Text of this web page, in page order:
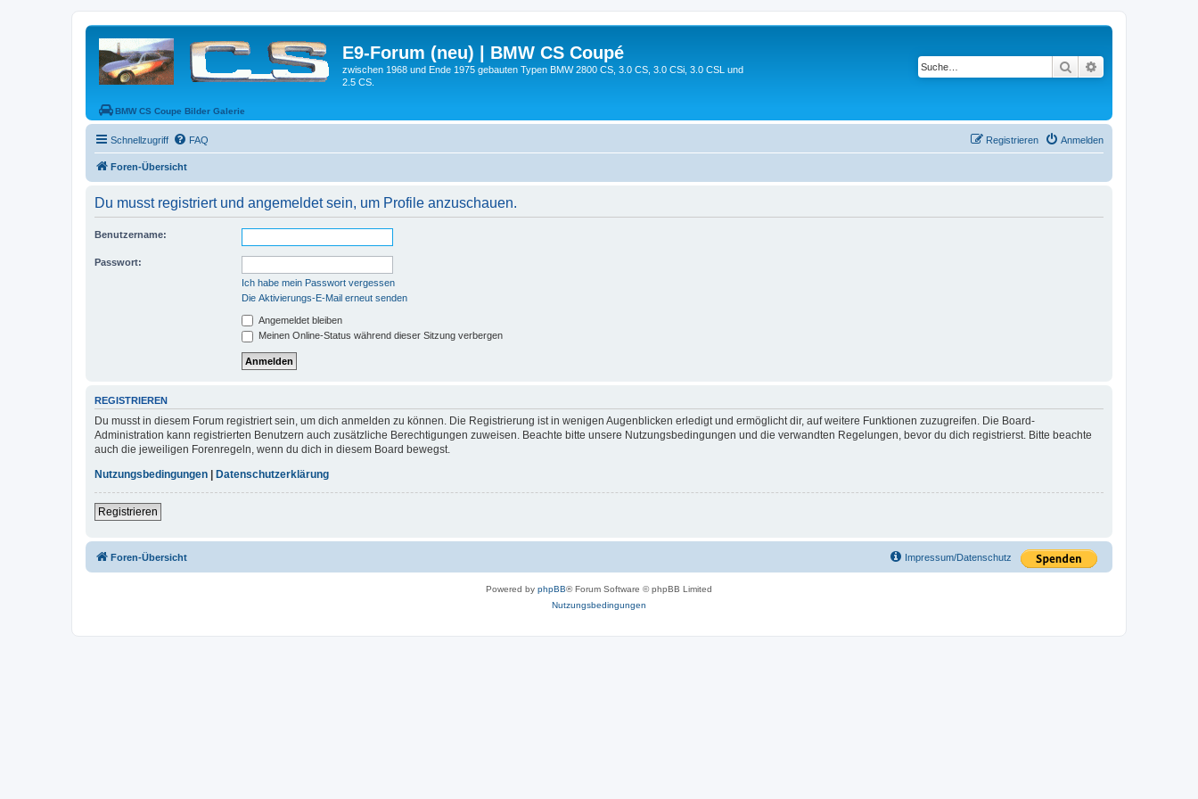
E9-Forum (neu) | BMW CS Coupé
zwischen 1968 und Ende 1975 gebauten Typen BMW 2800 CS, 3.0 CS, 3.0 CSi, 3.0 CSL und
2.5 CS.
BMW CS Coupe Bilder Galerie
Suche
Schnellzugriff FAQ Anmelden
Registrieren
Foren-Übersicht
Du musst registriert und angemeldet sein, um Profile anzuschauen.
Benutzername:
Passwort:
Ich habe mein Passwort vergessen
Die Aktivierungs-E-Mail erneut senden
Angemeldet bleiben
Meinen Online-Status während dieser Sitzung verbergen
REGISTRIEREN
Du musst in diesem Forum registriert sein, um dich anmelden zu können. Die Registrierung ist in wenigen Augenblicken erledigt und ermöglicht dir, auf weitere Funktionen zuzugreifen. Die Board-
Administration kann registrierten Benutzern auch zusätzliche Berechtigungen zuweisen. Beachte bitte unsere Nutzungsbedingungen und die verwandten Regelungen, bevor du dich registrierst. Bitte beachte
auch die jeweiligen Forenregeln, wenn du dich in diesem Board bewegst.
Nutzungsbedingungen
Datenschutzerklärung
Registrieren
Foren-Übersicht Impressum/Datenschutz
Powered by phpBB® Forum Software © phpBB Limited
Nutzungsbedingungen